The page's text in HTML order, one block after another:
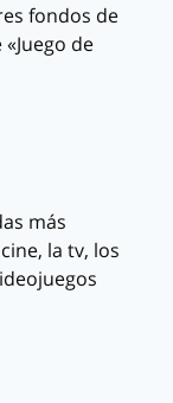
fondos de
de
más
la tv, los